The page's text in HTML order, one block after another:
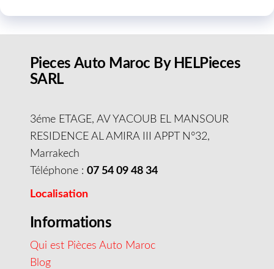
Pieces Auto Maroc By HELPieces
SARL
3éme ETAGE, AV YACOUB EL MANSOUR
RESIDENCE AL AMIRA III APPT N°32,
Marrakech
Téléphone : 07 54 09 48 34
Localisation
Informations
Qui est Pièces Auto Maroc
Blog